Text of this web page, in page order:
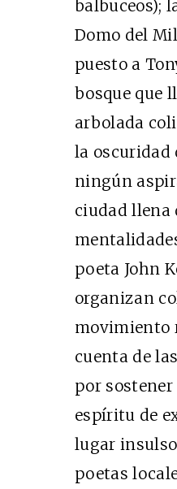
balbuceos);
Domo del
puesto a
bosque que
arbolada
la oscuridad
ningún
ciudad llena
poeta John
organizan
movimiento
cuenta de
por
espíritu de
lugar
poetas